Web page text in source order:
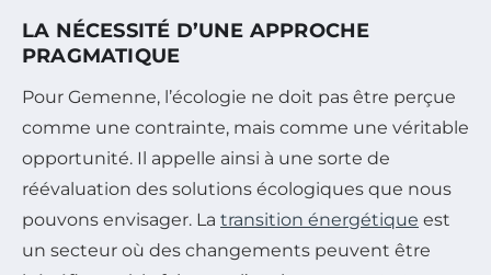
LA NÉCESSITÉ D’UNE APPROCHE
PRAGMATIQUE
Pour Gemenne, l’écologie ne doit pas être perçue
comme une contrainte, mais comme une véritable
opportunité. Il appelle ainsi à une sorte de
réévaluation des solutions écologiques que nous
pouvons envisager. La transition énergétique est
un secteur où des changements peuvent être